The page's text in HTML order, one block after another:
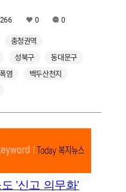
266 0
0
충청권역
성북구
동대문구
염
백두산천지
'신고 의무화'